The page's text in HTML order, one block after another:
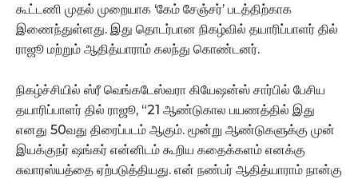
கூட்டணி முதல் முறையாக ‘கேம் சேஞ்சர்’ படத்திற்காக
இணைந்துள்ளது. இது தொடர்பான நிகழ்வில் தயாரிப்பாளர் தில்
ராஜூ மற்றும் ஆதித்யாராம் கலந்து கொண்டனர்.
நிகழ்ச்சியில் ஸ்ரீ வெங்கடேஸ்வரா கியேஷன்ஸ் சார்பில் பேசிய
தயாரிப்பாளர் தில் ராஜூ, “21 ஆண்டுகால பயணத்தில் இது
எனது 50வது திரைப்படம் ஆகும். மூன்று ஆண்டுகளுக்கு முன்
இயக்குநர் ஷங்கர் என்னிடம் கூறிய கதைக்களம் எனக்கு
சுவாரஸ்யத்தை ஏற்படுத்தியது. என் நண்பர் ஆதித்யாராம் நான்கு